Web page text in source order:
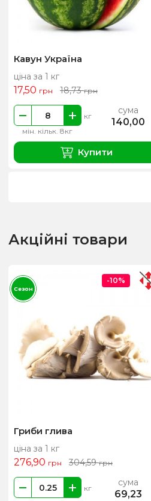
Кавун Україна
ціна за 1 кг
17,50 грн 18,73грн
мін. кільк. 8кг
кг сума
140,00
Купити
Акційні товари
Гриби глива
ціна за 1 кг
276,90 грн 304,59грн
кг сума
69,23
-10%
Сезон